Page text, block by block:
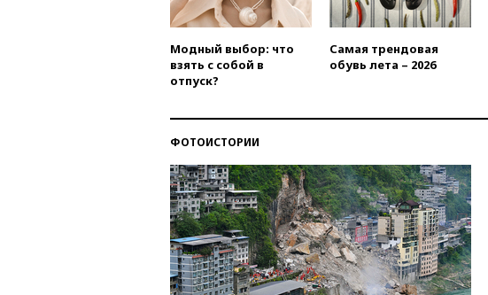
Модный выбор: что
взять с собой в
отпуск?
Самая трендовая
обувь лета – 2026
ФОТОИСТОРИИ